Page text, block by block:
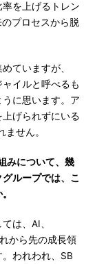
を上げるトレン
プロセスから脱
ていますが、
イルと呼べるも
に思います。ア
げられずにいる
せん。
みについて、幾
ループでは、こ
は、AI、
から先の成長領
われわれ、SB